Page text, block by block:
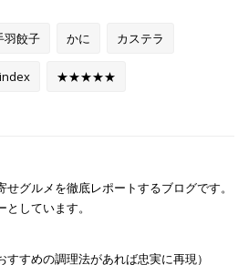
羽餃子 かに カステラ
index ★★★★★
せグルメを徹底レポートするブログです。
しています。
すめの調理法があれば忠実に再現）